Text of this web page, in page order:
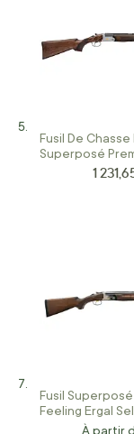
Fusil De Chasse
Superposé
Calibre 410/76
Prix
1
Fusil
Feeling Ergal
410 Choke Rayé
À partir